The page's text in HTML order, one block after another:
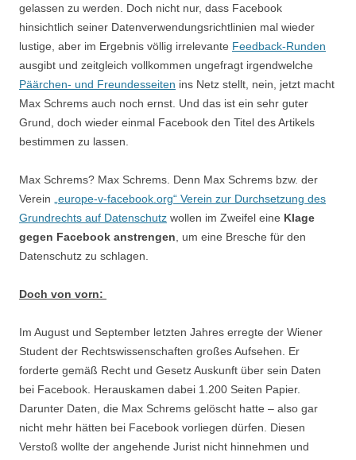
gelassen zu werden. Doch nicht nur, dass Facebook
hinsichtlich seiner Datenverwendungsrichtlinien mal wieder
lustige, aber im Ergebnis völlig irrelevante Feedback-Runden
ausgibt und zeitgleich vollkommen ungefragt irgendwelche
Päärchen- und Freundesseiten ins Netz stellt, nein, jetzt macht
Max Schrems auch noch ernst. Und das ist ein sehr guter
Grund, doch wieder einmal Facebook den Titel des Artikels
bestimmen zu lassen.
Max Schrems? Max Schrems. Denn Max Schrems bzw. der
Verein
„europe-v-facebook.org“ Verein zur Durchsetzung des
Grundrechts auf Datenschutz wollen im Zweifel eine Klage
gegen Facebook anstrengen , um eine Bresche für den
Datenschutz zu schlagen.
Doch von vorn:
Im August und September letzten Jahres erregte der Wiener
Student der Rechtswissenschaften großes Aufsehen. Er
forderte gemäß Recht und Gesetz Auskunft über sein Daten
bei Facebook. Herauskamen dabei 1.200 Seiten Papier.
Darunter Daten, die Max Schrems gelöscht hatte – also gar
nicht mehr hätten bei Facebook vorliegen dürfen. Diesen
Verstoß wollte der angehende Jurist nicht hinnehmen und